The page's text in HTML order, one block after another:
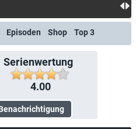
Episoden Shop Top 3
Serienwertung
4.00